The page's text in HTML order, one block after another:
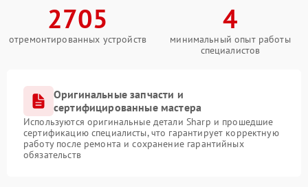
2705
отремонтированных устройств
4
минимальный опыт работы
специалистов
Оригинальные запчасти и
сертифицированные мастера
Используются оригинальные детали Sharp и прошедшие
сертификацию специалисты, что гарантирует корректную
работу после ремонта и сохранение гарантийных
обязательств